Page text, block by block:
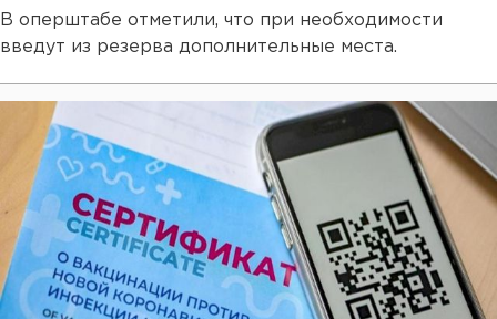
В оперштабе отметили, что при необходимости
введут из резерва дополнительные места.